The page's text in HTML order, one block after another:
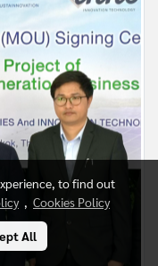
to find out
, Cookies Policy
All